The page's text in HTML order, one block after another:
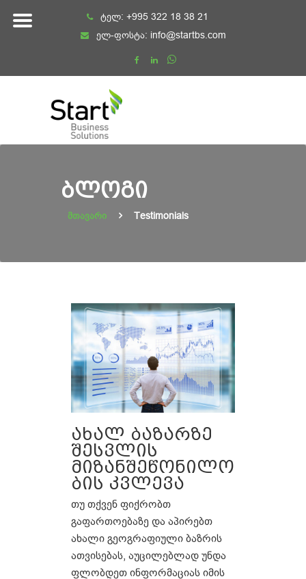
ტელ: +995 322 18 38 21
ელ-ფოსტა: info@startbs.com
ᲑᲚᲝᲒᲘ
მთავარი Testimonials
ახალ ბაზარზე
შესვლის
მიზანშეწონილო
ბის კვლევა
თუ თქვენ ფიქრობთ
გაფართოებაზე და აპირებთ
ახალი გეოგრაფიული ბაზრის
ათვისებას, აუცილებლად უნდა
ფლობდეთ ინფორმაციას იმის